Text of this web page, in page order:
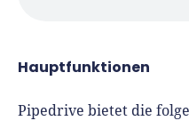
Hauptfunktionen
Pipedrive bietet die
Testsieger: Beste CRM-